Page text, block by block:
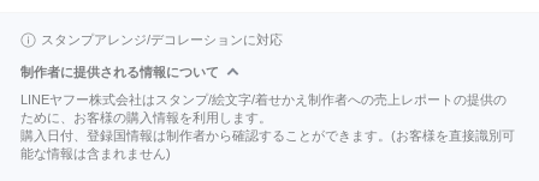
スタンプアレンジ/デコレーションに対応
制作者に提供される情報について
LINEヤフー株式会社はスタンプ/絵文字/着せかえ制作者への売上レポートの提供の
ために、お客様の購入情報を利用します。
購入日付、登録国情報は制作者から確認することができます。(お客様を直接識別可
能な情報は含まれません)